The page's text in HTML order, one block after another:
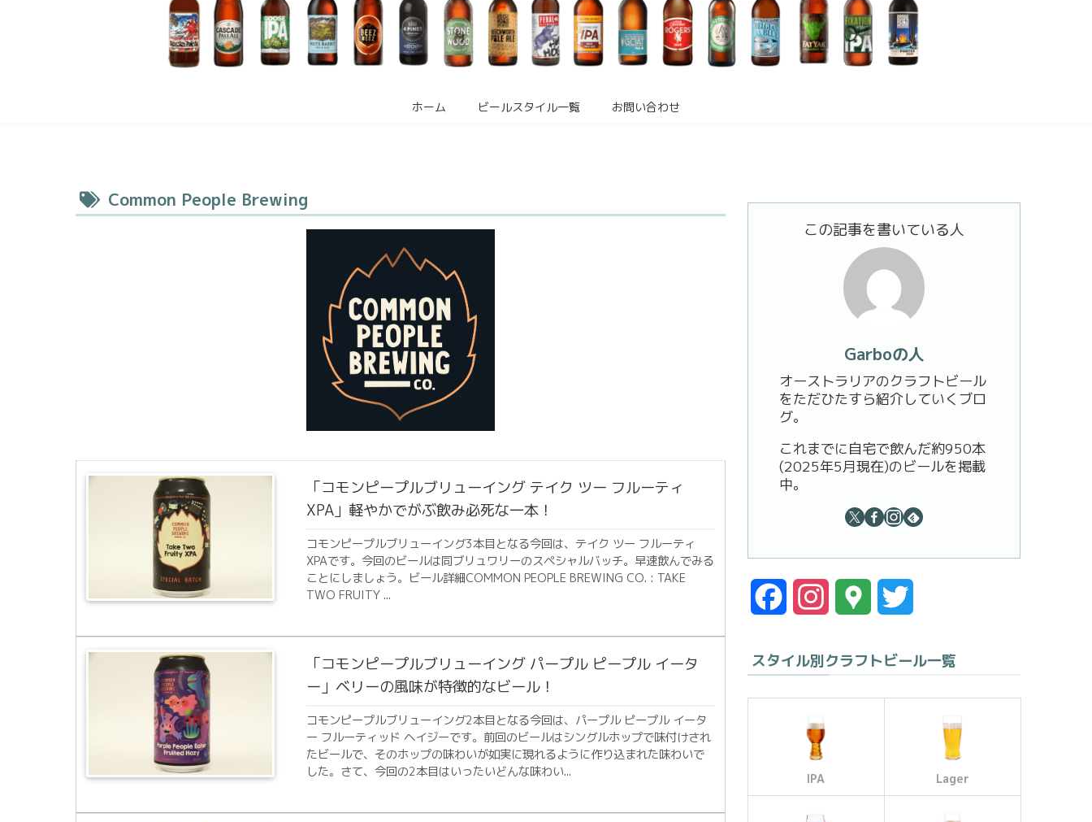
ホーム ビールスタイル一覧 お問い合わせ
Common People Brewing
「コモンピープルブリューイング テイク ツー フルーティ
XPA」軽やかでがぶ飲み必死な一本！
コモンピープルブリューイング3本目となる今回は、テイク ツー フルーティ
XPAです。今回のビールは同ブリュワリーのスペシャルバッチ。早速飲んでみる
ことにしましょう。ビール詳細COMMON PEOPLE BREWING CO. : TAKE
TWO FRUITY ...
「コモンピープルブリューイング パープル ピープル イータ
ー」ベリーの風味が特徴的なビール！
コモンピープルブリューイング2本目となる今回は、パープル ピープル イータ
ー フルーティッド ヘイジーです。前回のビールはシングルホップで味付けされ
たビールで、そのホップの味わいが如実に現れるように作り込まれた味わいで
した。さて、今回の2本目はいったいどんな味わい...
この記事を書いている人
Garboの人
オーストラリアのクラフトビール
をただひたすら紹介していくブロ
グ。
これまでに自宅で飲んだ約950本
(2025年5月現在)のビールを掲載
中。
c
e
s
t
o
g
i
t
スタイル別クラフトビール一覧
IPA Lager